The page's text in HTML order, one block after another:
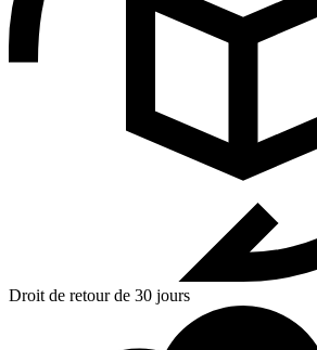
Droit de retour de 30 jours